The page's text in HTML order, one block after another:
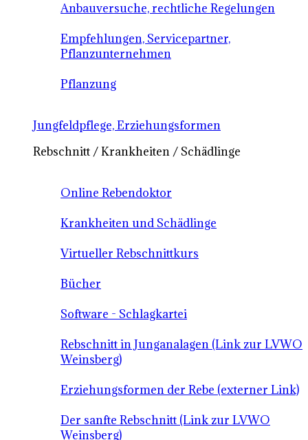
Anbauversuche, rechtliche Regelungen
Empfehlungen, Servicepartner,
Pflanzunternehmen
Pflanzung
Jungfeldpflege, Erziehungsformen
Rebschnitt / Krankheiten / Schädlinge
Online Rebendoktor
Krankheiten und Schädlinge
Virtueller Rebschnittkurs
Bücher
Software - Schlagkartei
Rebschnitt in Junganalagen (Link zur LVWO
Weinsberg)
Erziehungsformen der Rebe (externer Link)
Der sanfte Rebschnitt (Link zur LVWO
Weinsberg)